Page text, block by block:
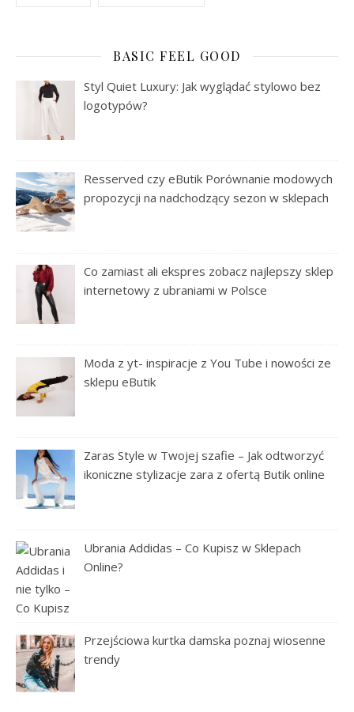
BASIC FEEL GOOD
Styl Quiet Luxury: Jak wyglądać stylowo bez
logotypów?
Resserved czy eButik Porównanie modowych
propozycji na nadchodzący sezon w sklepach
Co zamiast ali ekspres zobacz najlepszy sklep
internetowy z ubraniami w Polsce
Moda z yt- inspiracje z You Tube i nowości ze
sklepu eButik
Zaras Style w Twojej szafie – Jak odtworzyć
ikoniczne stylizacje zara z ofertą Butik online
Ubrania Addidas – Co Kupisz w Sklepach
Online?
Przejściowa kurtka damska poznaj wiosenne
trendy